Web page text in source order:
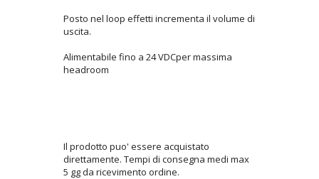
Posto nel loop effetti incrementa il volume di
uscita.
Alimentabile fino a 24 VDCper massima
headroom
Il prodotto puo' essere acquistato
direttamente. Tempi di consegna medi max
5 gg da ricevimento ordine.